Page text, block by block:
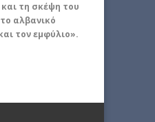
τη σκέψη του
αλβανικό
τον εμφύλιο».